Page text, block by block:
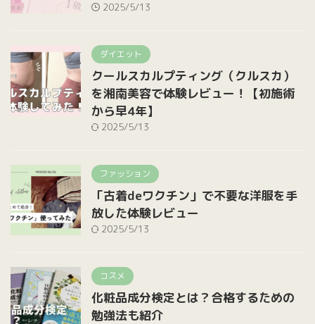
2025/5/13
ダイエット
クールスカルプティング（クルスカ）
を湘南美容で体験レビュー！【初施術
から早4年】
2025/5/13
ファッション
「古着deワクチン」で不要な洋服を手
放した体験レビュー
2025/5/13
コスメ
化粧品成分検定とは？合格するための
勉強法も紹介